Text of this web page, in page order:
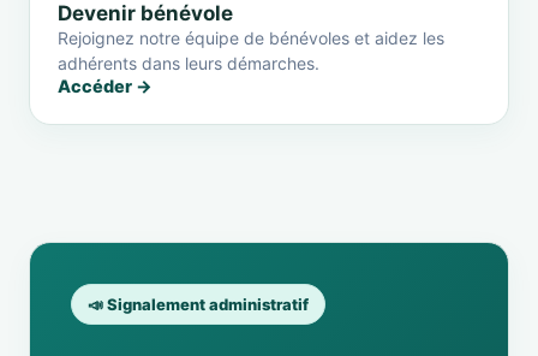
Devenir bénévole
Rejoignez notre équipe de bénévoles et aidez les
adhérents dans leurs démarches.
Accéder →
📣 Signalement administratif